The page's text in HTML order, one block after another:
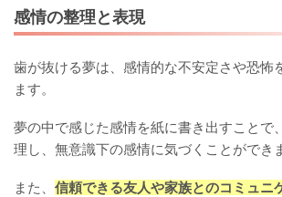
感情の整理と表現
歯が抜ける夢は、感情的な不安定さや恐怖
ます。
夢の中で感じた感情を紙に書き出すことで
理し、無意識下の感情に気づくことができ
また、 信頼できる友人や家族とのコミュニ